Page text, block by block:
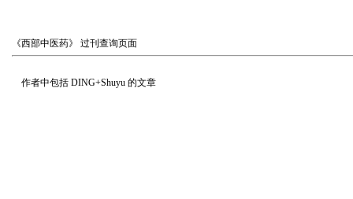
《西部中医药》 过刊查询页面
作者中包括 DING+Shuyu 的文章